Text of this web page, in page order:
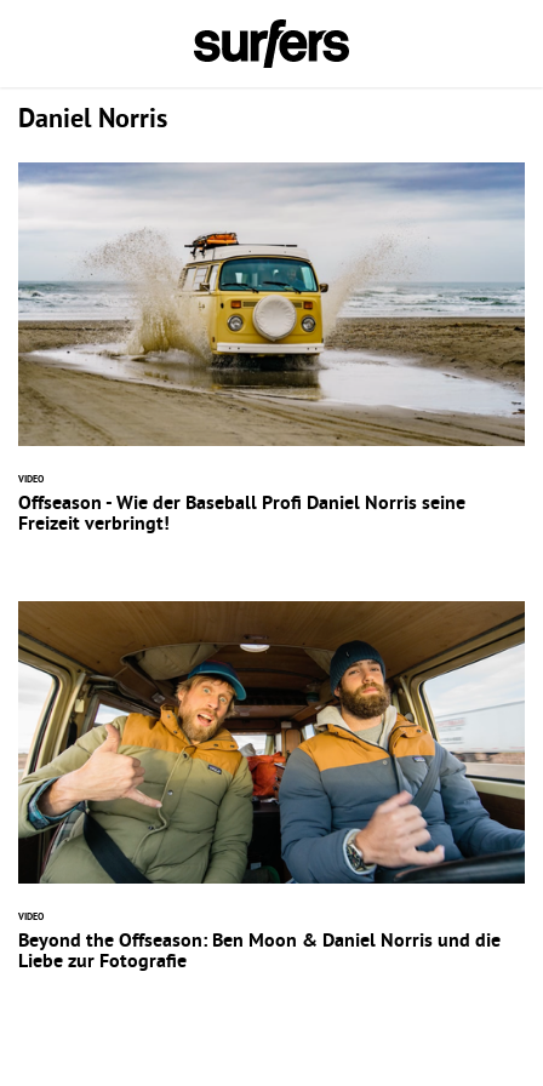
Daniel Norris
VIDEO
Offseason - Wie der Baseball Profi Daniel Norris seine
Freizeit verbringt!
VIDEO
Beyond the Offseason: Ben Moon & Daniel Norris und die
Liebe zur Fotografie